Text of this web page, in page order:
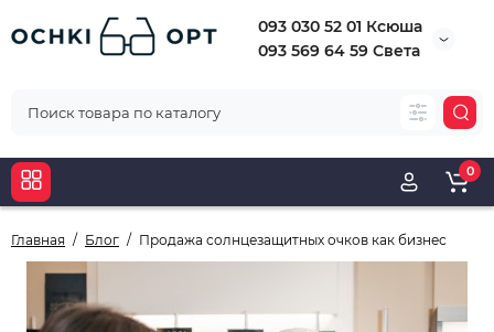
093 030 52 01 Ксюша
093 569 64 59 Света
0
Главная Блог Продажа солнцезащитных очков как бизнес